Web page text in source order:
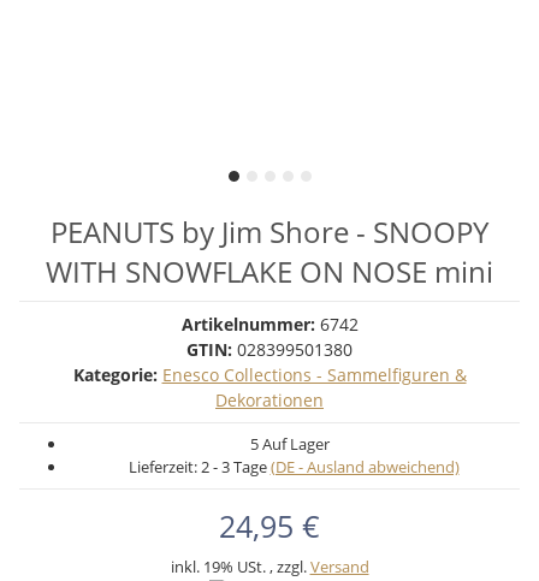
PEANUTS by Jim Shore - SNOOPY
WITH SNOWFLAKE ON NOSE mini
Artikelnummer: 6742
GTIN: 028399501380
Kategorie: Enesco Collections - Sammelfiguren &
Dekorationen
5 Auf Lager
Lieferzeit:2 - 3 Tage(DE - Ausland abweichend)
24,95 €
inkl. 19% USt. , zzgl.Versand